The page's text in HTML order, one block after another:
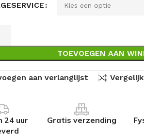
TOEVOEGEN AAN
aan verlanglijst
24 uur
Gratis verzending